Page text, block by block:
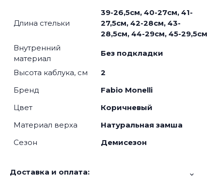
Длина стельки
39-26,5см, 40-27см, 41-
27,5см, 42-28см, 43-
28,5см, 44-29см, 45-29,5см
Внутренний
материал
Без подкладки
Высота каблука, см
2
Бренд
Fabio Monelli
Цвет
Коричневый
Материал верха
Натуральная замша
Сезон
Демисезон
Доставка и оплата: